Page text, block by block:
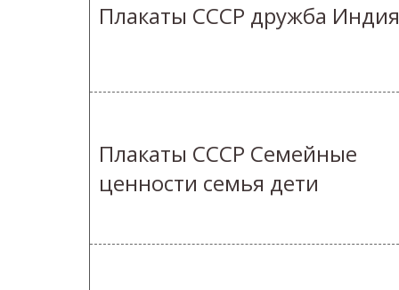
Плакаты СССР дружба Индия
Плакаты СССР Семейные
ценности семья дети